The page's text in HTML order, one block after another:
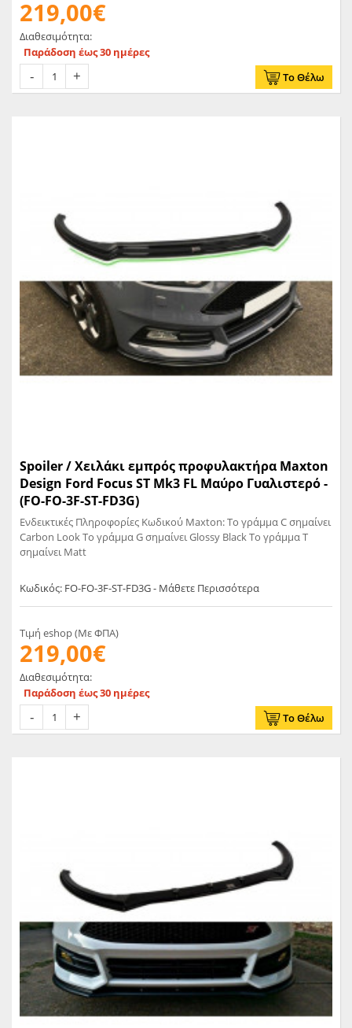
219,00€
Διαθεσιμότητα:
Παράδοση έως 30 ημέρες
Το Θέλω
Spoiler / Χειλάκι εμπρός προφυλακτήρα Maxton
Design Ford Focus ST Mk3 FL Μαύρο Γυαλιστερό -
(FO-FO-3F-ST-FD3G)
Ενδεικτικές Πληροφορίες Κωδικού Maxton: Το γράμμα C σημαίνει
Carbon Look Το γράμμα G σημαίνει Glossy Black Το γράμμα T
σημαίνει Matt
Κωδικός: FO-FO-3F-ST-FD3G - Μάθετε Περισσότερα
Τιμή eshop (Με ΦΠΑ)
219,00€
Διαθεσιμότητα:
Παράδοση έως 30 ημέρες
Το Θέλω